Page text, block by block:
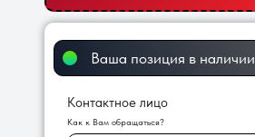
Контактное лицо
Как к Вам обращаться?
Ваша позиция в наличии